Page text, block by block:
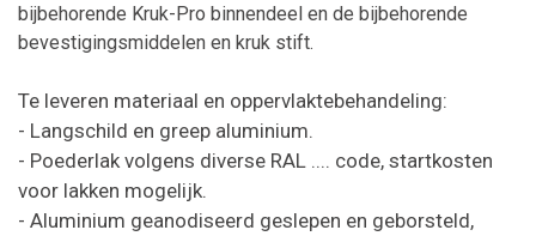
bijbehorende Kruk-Pro binnendeel en de bijbehorende
bevestigingsmiddelen en kruk stift.
Te leveren materiaal en oppervlaktebehandeling:
- Langschild en greep aluminium.
- Poederlak volgens diverse RAL .... code, startkosten
voor lakken mogelijk.
- Aluminium geanodiseerd geslepen en geborsteld,